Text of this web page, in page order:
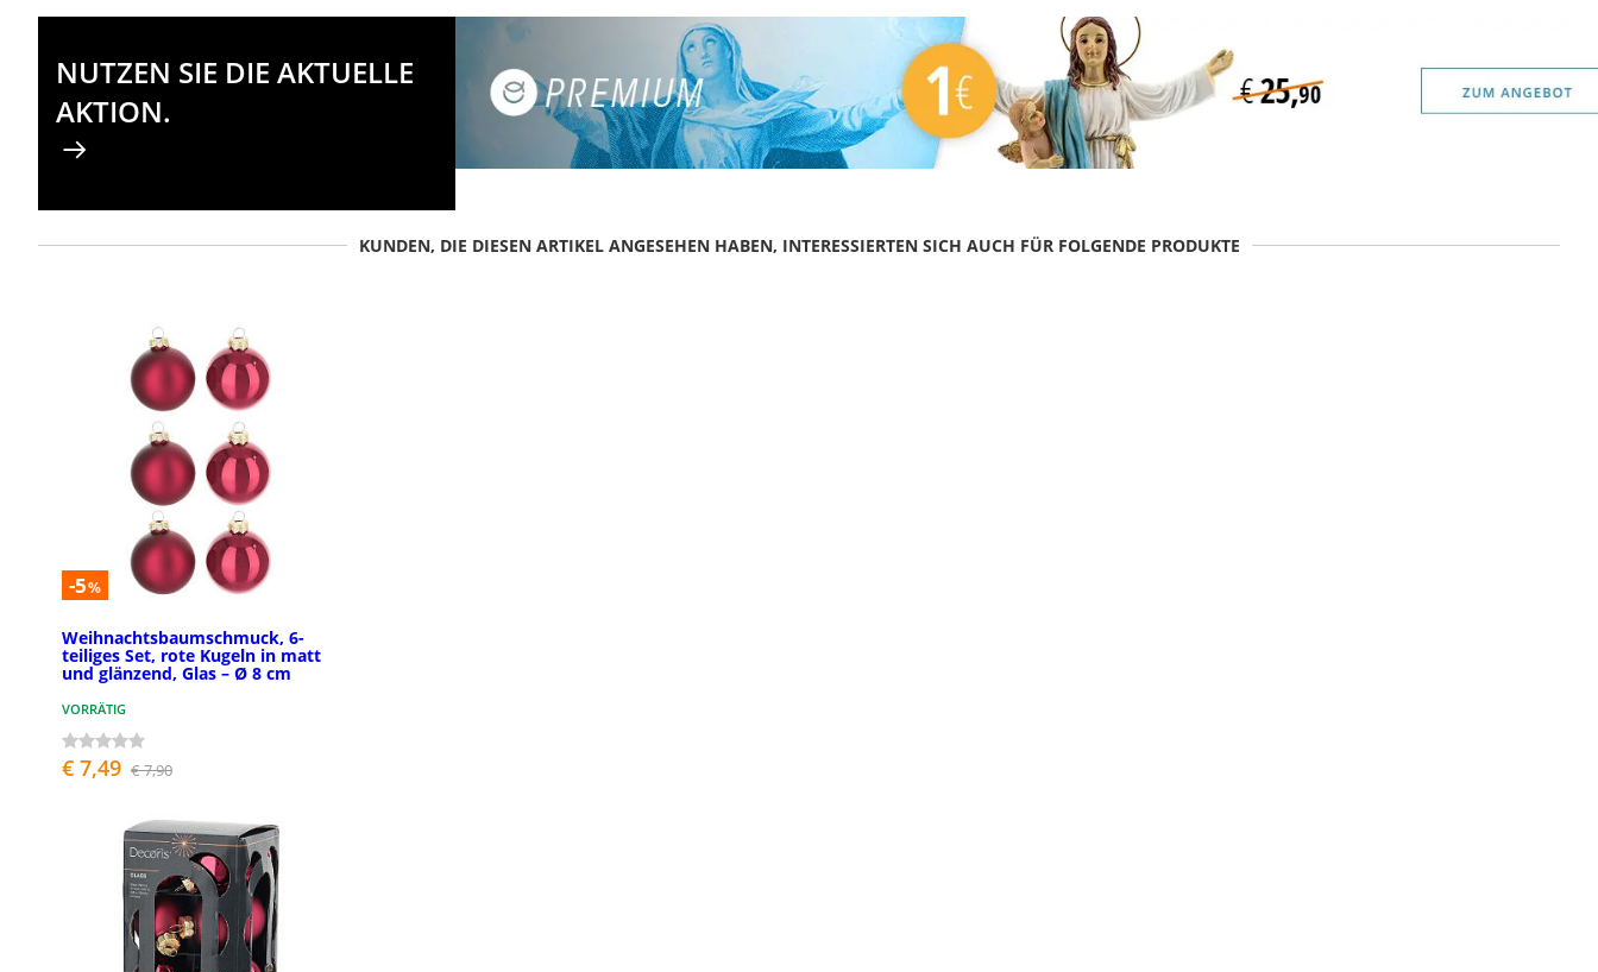
NUTZEN SIE DIE AKTUELLE
AKTION.
KUNDEN, DIE DIESEN ARTIKEL ANGESEHEN HABEN, INTERESSIERTEN SICH AUCH FÜR FOLGENDE PRODUKTE
-5%
Weihnachtsbaumschmuck, 6-
teiliges Set, rote Kugeln in matt
und glänzend, Glas – Ø 8 cm
VORRÄTIG
€ 7,49 € 7,90